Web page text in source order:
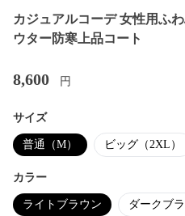
カジュアルコーデ 女性用ふ
ウター防寒上品コート
8,600 円
サイズ
普通（M） ビッグ（2XL）
カラー
ライトブラウン ダークブ